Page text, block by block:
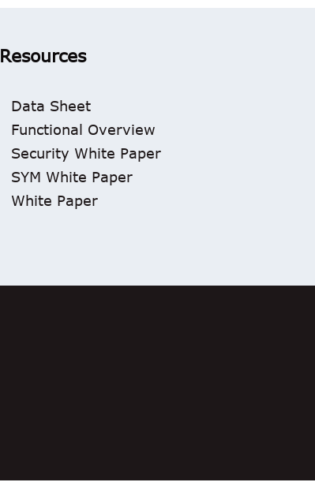
Resources
Data Sheet
Functional Overview
Security White Paper
SYM White Paper
White Paper